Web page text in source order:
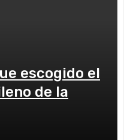
escogido el
de la